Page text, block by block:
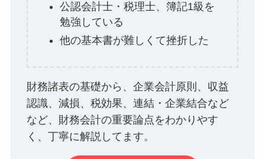
公認会計士・税理士、簿記1級を
勉強している
他の基本書が難しくて挫折した
財務諸表の基礎から、企業会計原則、収益
認識、減損、税効果、連結・企業結合など
など、財務会計の重要論点をわかりやす
く、丁寧に解説してます。